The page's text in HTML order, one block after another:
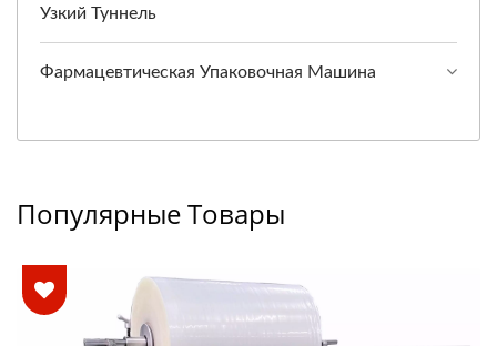
Узкий Туннель
Фармацевтическая Упаковочная Машина
Популярные Товары